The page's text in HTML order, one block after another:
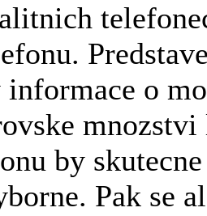
informace o
by
Pak se